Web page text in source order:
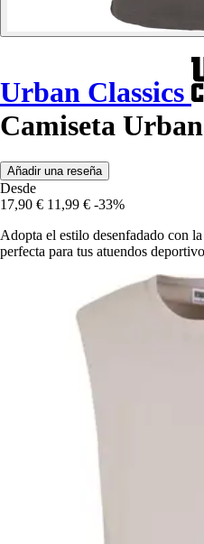
Urban Classics
Camiseta
Añadir una reseña
Desde
17,90 € 11,99 € -33%
Adopta el estilo desenfadado con
perfecta para tus atuendos